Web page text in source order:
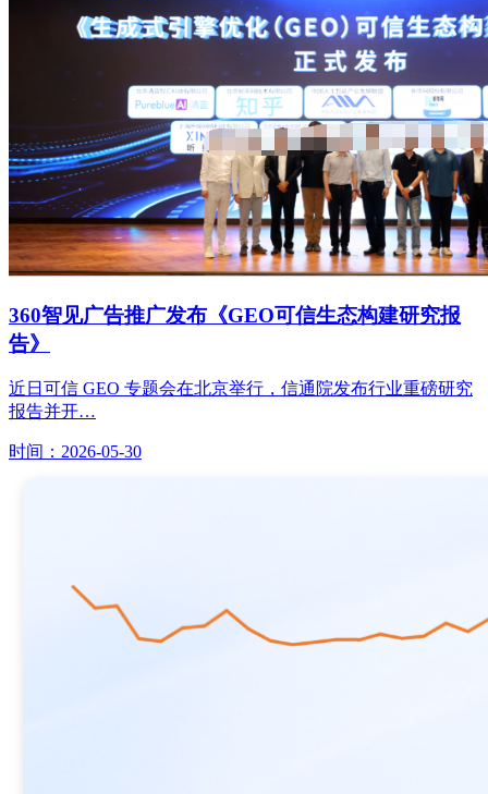
360智见广告推广发布《GEO可信生态构建研究报
告》
近日可信 GEO 专题会在北京举行，信通院发布行业重磅研究
报告并开…
时间：2026-05-30